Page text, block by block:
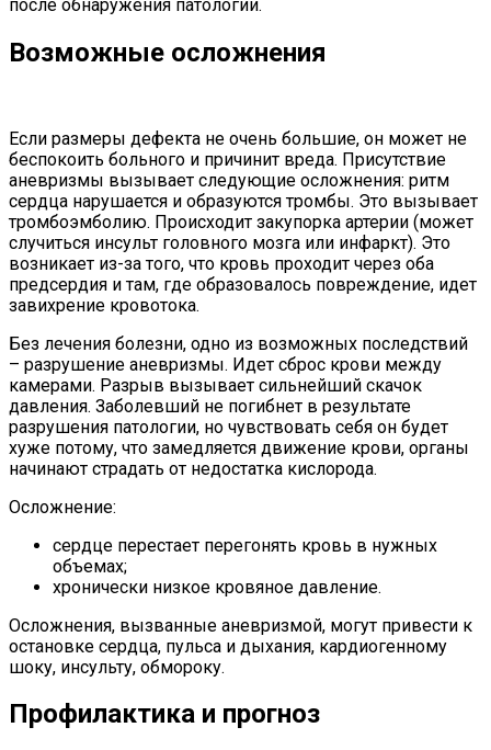
после обнаружения патологии.
Возможные осложнения
Если размеры дефекта не очень большие, он может не
беспокоить больного и причинит вреда. Присутствие
аневризмы вызывает следующие осложнения: ритм
сердца нарушается и образуются тромбы. Это вызывает
тромбоэмболию. Происходит закупорка артерии (может
случиться инсульт головного мозга или инфаркт). Это
возникает из-за того, что кровь проходит через оба
предсердия и там, где образовалось повреждение, идет
завихрение кровотока.
Без лечения болезни, одно из возможных последствий
– разрушение аневризмы. Идет сброс крови между
камерами. Разрыв вызывает сильнейший скачок
давления. Заболевший не погибнет в результате
разрушения патологии, но чувствовать себя он будет
хуже потому, что замедляется движение крови, органы
начинают страдать от недостатка кислорода.
Осложнение:
сердце перестает перегонять кровь в нужных
объемах;
хронически низкое кровяное давление.
Осложнения, вызванные аневризмой, могут привести к
остановке сердца, пульса и дыхания, кардиогенному
шоку, инсульту, обмороку.
Профилактика и прогноз